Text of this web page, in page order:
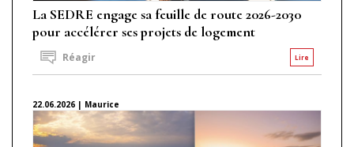
La SEDRE engage sa feuille de route 2026-2030
pour accélérer ses projets de logement
Lire
Réagir
22.06.2026 | Maurice